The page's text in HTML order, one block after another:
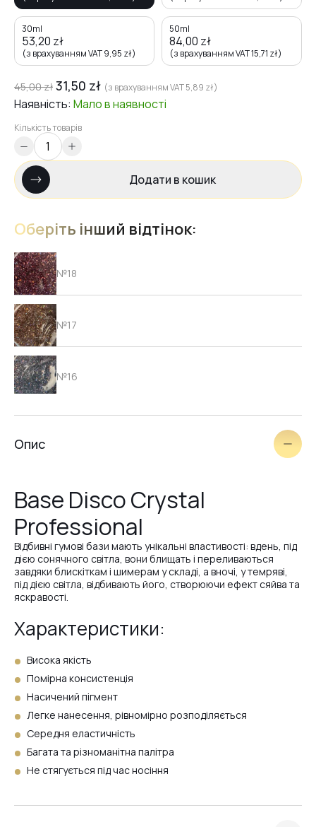
30ml
53,20 zł
(з врахуванням VAT9,95 zł)
50ml
84,00 zł
(з врахуванням VAT15,71 zł)
45,00zł 31,50 zł (з врахуванням VAT5,89 zł)
Наявність: Малов наявності
Кількість товарів
Додати в кошик
Оберіть інший відтінок:
№18
№17
№16
№3
№25
№26
№24
№23
Опис
Base Disco Crystal
Professional
Відбивні гумові бази мають унікальні властивості: вдень, під
дією сонячного світла, вони блищать і переливаються
завдяки блискіткам і шимерам у складі, а вночі, у темряві,
під дією світла, відбивають його, створюючи ефект сяйва та
яскравості.
Характеристики:
Висока якість
Помірна консистенція
Насичений пігмент
Легке нанесення, рівномірно розподіляється
Середня еластичність
Багата та різноманітна палітра
Не стягується під час носіння